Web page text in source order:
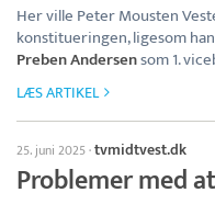
Her ville Peter Mousten
konstitueringen, ligesom
Preben Andersensom 1.
LÆS ARTIKEL
25. juni 2025·tvmidtvest.dk
Problemer med